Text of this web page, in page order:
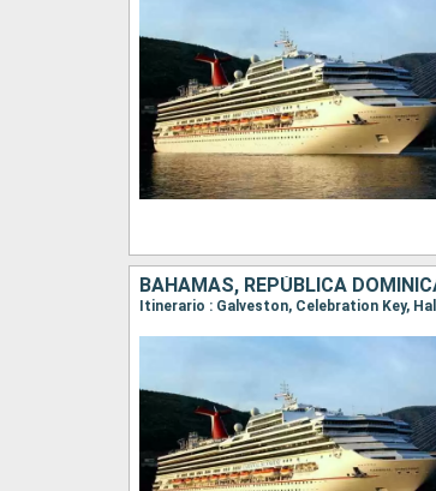
BAHAMAS, REPÚBLICA
Itinerario : Galveston, Celebration Key,